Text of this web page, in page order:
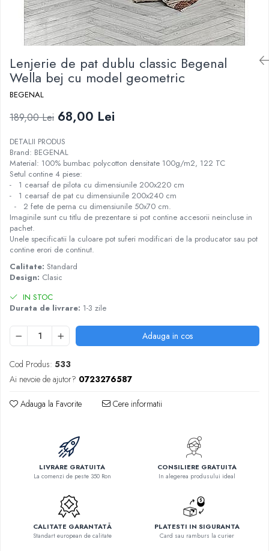
Lenjerie de pat dublu classic Begenal
Wella bej cu model geometric
BEGENAL
189,00 Lei 68,00 Lei
DETALII PRODUS
Brand: BEGENAL
Material: 100% bumbac polycotton densitate 100g/m2, 122 TC
Setul contine 4 piese:
- 1 cearsaf de pilota cu dimensiunile 200x220 cm
- 1 cearsaf de pat cu dimensiunile 200x240 cm
- 2 fete de perna cu dimensiunile 50x70 cm.
Imaginile sunt cu titlu de prezentare si pot contine accesorii neincluse in
pachet.
Unele specificatii la culoare pot suferi modificari de la producator sau pot
contine erori de continut.
Calitate: Standard
Design: Clasic
IN STOC
Durata de livrare: 1-3 zile
Adauga in cos
Cod Produs: 533
Ai nevoie de ajutor? 0723276587
Adauga la Favorite Cere informatii
LIVRARE GRATUITA
La comenzi de peste 350 Ron
CONSILIERE GRATUITA
In alegerea produsului ideal
CALITATE GARANTATĂ
Standart european de calitate
PLATESTI IN SIGURANTA
Card sau ramburs la curier